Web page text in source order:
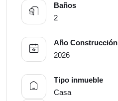
Baños
2
Año Construcción
2026
Tipo inmueble
Casa